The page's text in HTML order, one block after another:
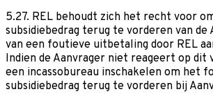
5.27. REL behoudt zich het recht voor
subsidiebedrag terug te vorderen van de
van een foutieve uitbetaling door REL
Indien de Aanvrager niet reageert op dit
een incassobureau inschakelen om het
subsidiebedrag terug te vorderen bij